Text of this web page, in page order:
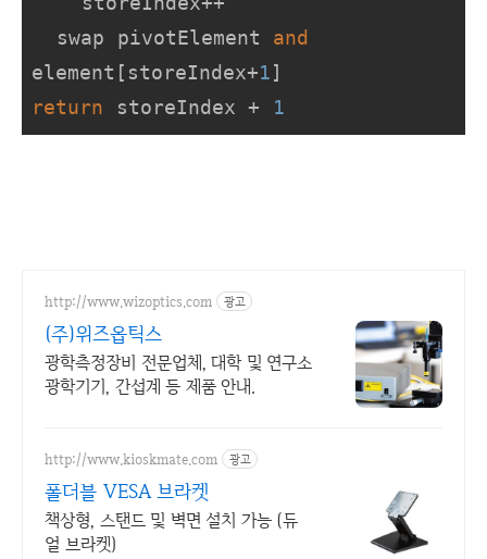
  swap pivotElement
and
element[storeIndex+1
return storeIndex + 1
http://www.wizoptics.com 광고
(주)위즈옵틱스
광학측정장비 전문업체, 대학 및 연구소
광학기기, 간섭계 등 제품 안내.
http://www.kioskmate.com 광고
폴더블 VESA 브라켓
책상형, 스탠드 및 벽면 설치 가능 (듀
얼 브라켓)